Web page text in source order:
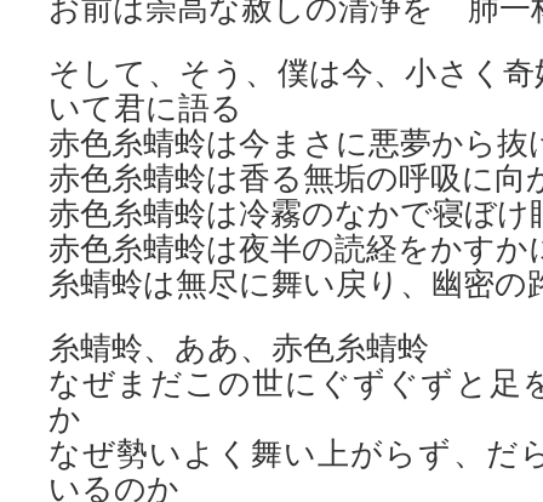
お前は崇高な赦しの清浄を 肺
そして、そう、僕は今、小さく
いて君に語る
赤色糸蜻蛉は今まさに悪夢から抜
赤色糸蜻蛉は香る無垢の呼吸に向
赤色糸蜻蛉は冷霧のなかで寝ぼけ
赤色糸蜻蛉は夜半の読経をかすか
糸蜻蛉は無尽に舞い戻り、幽密の
糸蜻蛉、ああ、赤色糸蜻蛉
なぜまだこの世にぐずぐずと足
か
なぜ勢いよく舞い上がらず、だ
いるのか